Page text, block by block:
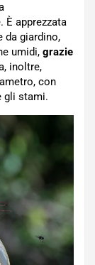
È apprezzata
da giardino,
umidi, grazie
inoltre,
con
gli stami.